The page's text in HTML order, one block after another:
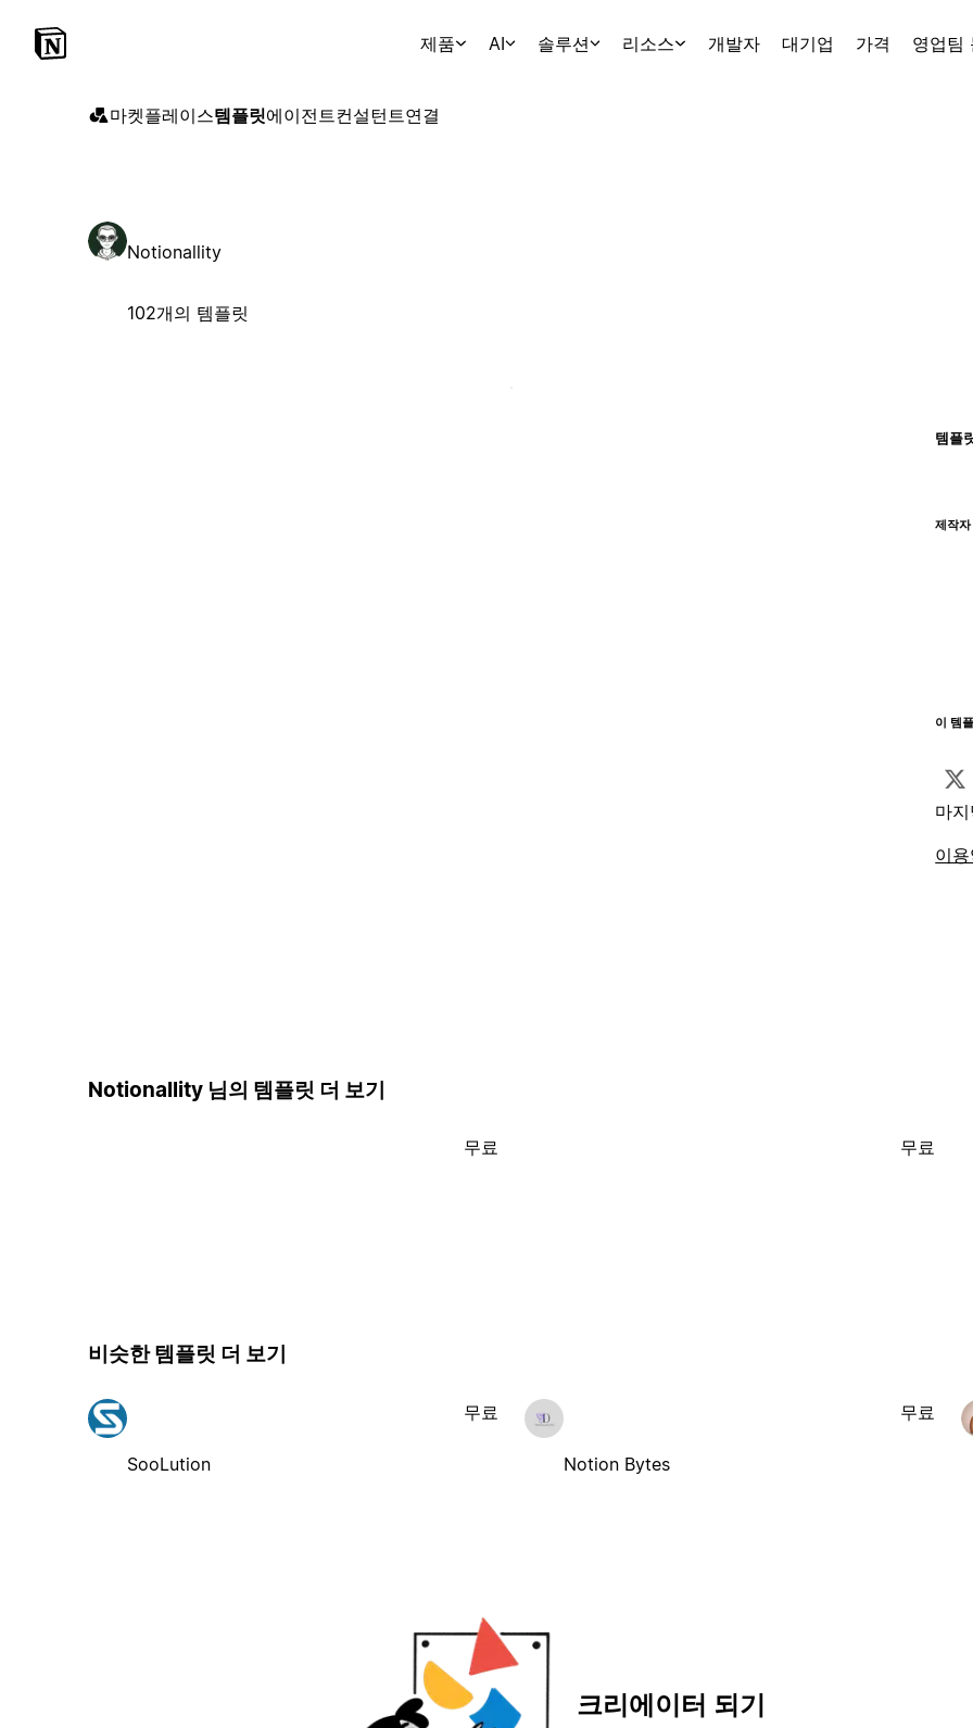
제품 AI 솔루션 리소스 개발자 대기업 가격 영업팀
마켓플레이스템플릿에이전트컨설턴트연결
Notionallity
102개의 템플릿
템플
제작
이 템
마
이
Notionallity 님의 템플릿 더 보기
무료 무료
비슷한 템플릿 더 보기
SooLution
무료
Notion Bytes
무료
크리에이터 되기